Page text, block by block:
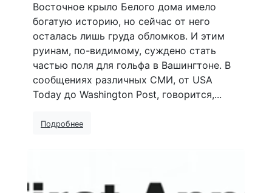
Восточное крыло Белого дома имело
богатую историю, но сейчас от него
осталась лишь груда обломков. И этим
руинам, по-видимому, суждено стать
частью поля для гольфа в Вашингтоне. В
сообщениях различных СМИ, от USA
Today до Washington Post, говорится,...
Подробнее